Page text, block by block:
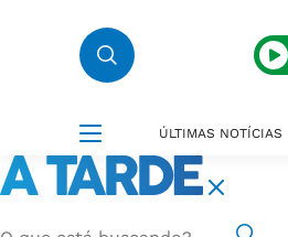
ÚLTIMAS NOTÍCIAS